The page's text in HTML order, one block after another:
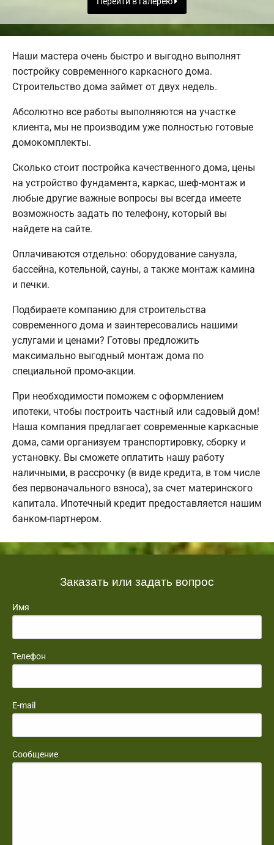
Наши мастера очень быстро и выгодно выполнят
постройку современного каркасного дома.
Строительство дома займет от двух недель.
Абсолютно все работы выполняются на участке
клиента, мы не производим уже полностью готовые
домокомплекты.
Сколько стоит постройка качественного дома, цены
на устройство фундамента, каркас, шеф-монтаж и
любые другие важные вопросы вы всегда имеете
возможность задать по телефону, который вы
найдете на сайте.
Оплачиваются отдельно: оборудование санузла,
бассейна, котельной, сауны, а также монтаж камина
и печки.
Подбираете компанию для строительства
современного дома и заинтересовались нашими
услугами и ценами? Готовы предложить
максимально выгодный монтаж дома по
специальной промо-акции.
При необходимости поможем с оформлением
ипотеки, чтобы построить частный или садовый дом!
Наша компания предлагает современные каркасные
дома, сами организуем транспортировку, сборку и
установку. Вы сможете оплатить нашу работу
наличными, в рассрочку (в виде кредита, в том числе
без первоначального взноса), за счет материнского
капитала. Ипотечный кредит предоставляется нашим
банком-партнером.
Заказать или задать вопрос
Имя
Телефон
E-mail
Сообщение